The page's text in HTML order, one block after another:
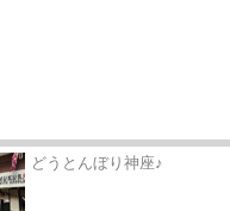
どうとんぼり神座♪